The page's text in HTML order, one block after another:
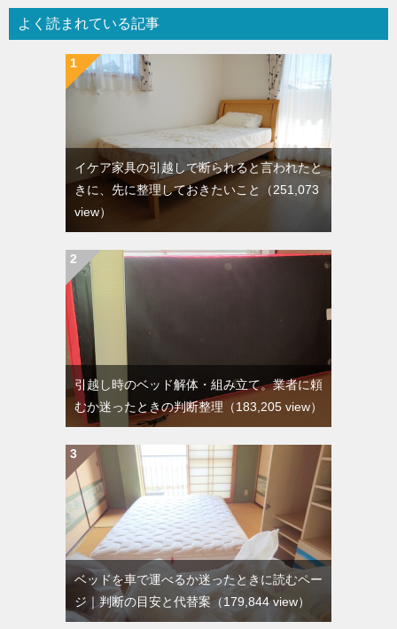
よく読まれている記事
イケア家具の引越しで断られると言われたと
きに、先に整理しておきたいこと
（251,073
view）
引越し時のベッド解体・組み立て。業者に頼
むか迷ったときの判断整理 （183,205 view）
ベッドを車で運べるか迷ったときに読むペー
ジ｜判断の目安と代替案 （179,844 view）